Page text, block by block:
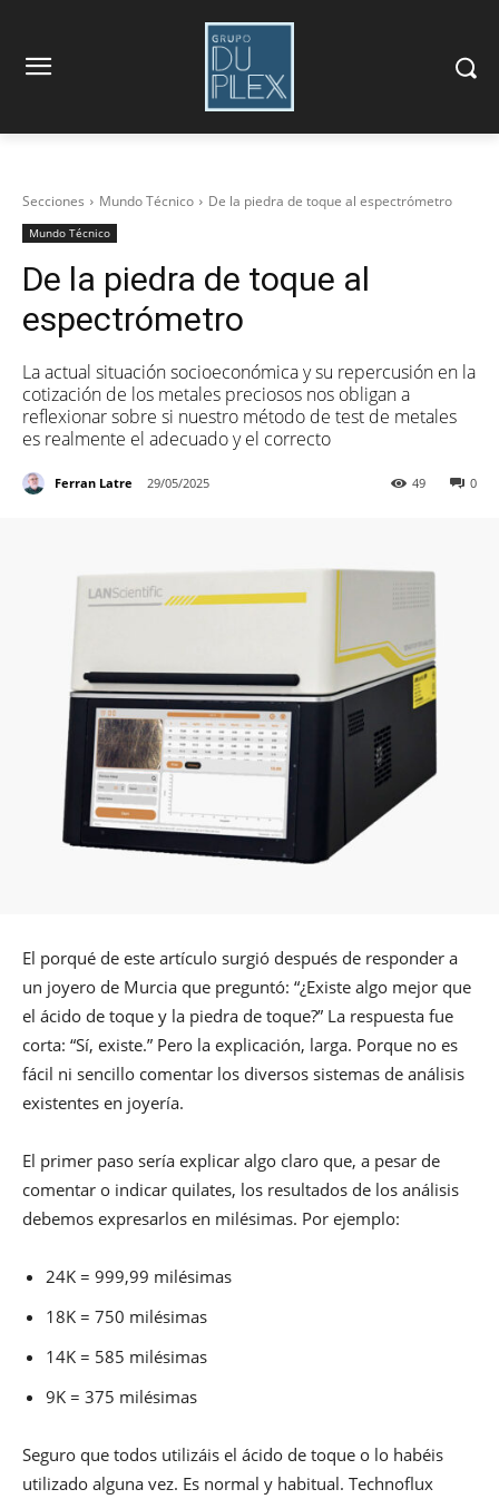
Secciones Mundo Técnico De la piedra de toque al espectrómetro
Mundo Técnico
De la piedra de toque al
espectrómetro
La actual situación socioeconómica y su repercusión en la
cotización de los metales preciosos nos obligan a
reflexionar sobre si nuestro método de test de metales
es realmente el adecuado y el correcto
Ferran Latre 29/05/2025 0
49
El porqué de este artículo surgió después de responder a
un joyero de Murcia que preguntó: “¿Existe algo mejor que
el ácido de toque y la piedra de toque?” La respuesta fue
corta: “Sí, existe.” Pero la explicación, larga. Porque no es
fácil ni sencillo comentar los diversos sistemas de análisis
existentes en joyería.
El primer paso sería explicar algo claro que, a pesar de
comentar o indicar quilates, los resultados de los análisis
debemos expresarlos en milésimas. Por ejemplo:
24K = 999,99 milésimas
18K = 750 milésimas
14K = 585 milésimas
9K = 375 milésimas
Seguro que todos utilizáis el ácido de toque o lo habéis
utilizado alguna vez. Es normal y habitual. Technoflux